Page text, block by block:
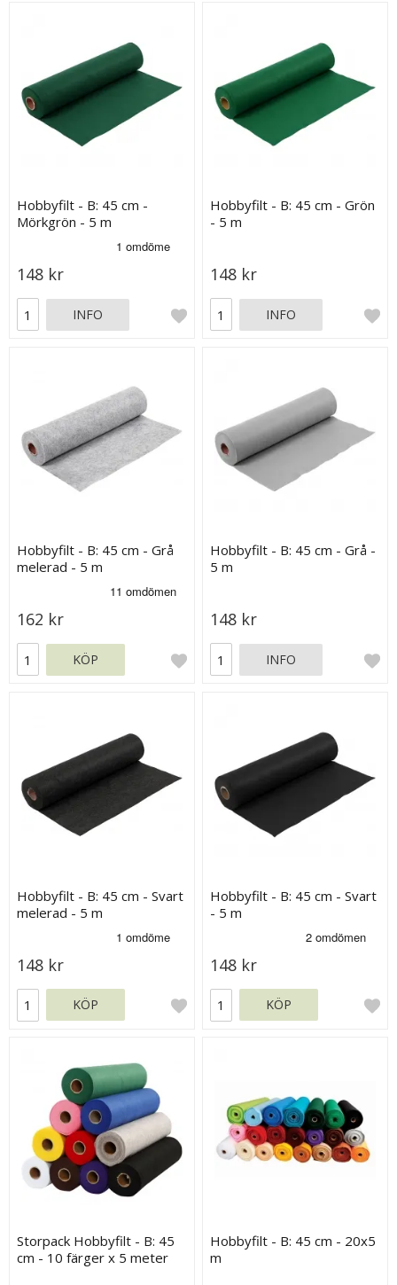
Hobbyfilt - B: 45 cm -
Mörkgrön - 5 m
148 kr
INFO
Hobbyfilt - B: 45 cm - Grön
- 5 m
148 kr
INFO
Hobbyfilt - B: 45 cm - Grå
melerad - 5 m
162 kr
KÖP
Hobbyfilt - B: 45 cm - Grå -
5 m
148 kr
INFO
Hobbyfilt - B: 45 cm - Svart
melerad - 5 m
148 kr
KÖP
Hobbyfilt - B: 45 cm - Svart
- 5 m
148 kr
KÖP
Storpack Hobbyfilt - B: 45
cm - 10 färger x 5 meter
Hobbyfilt - B: 45 cm - 20x5
m